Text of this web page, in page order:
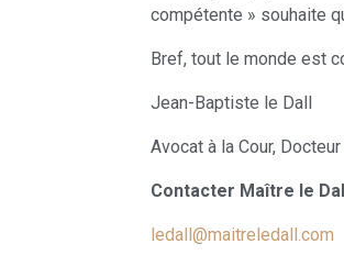
compétente » souhaite
Bref, tout le monde est
Jean-Baptiste le Dall
Avocat à la Cour,
Contacter Maître le
ledall@maitreledall.com